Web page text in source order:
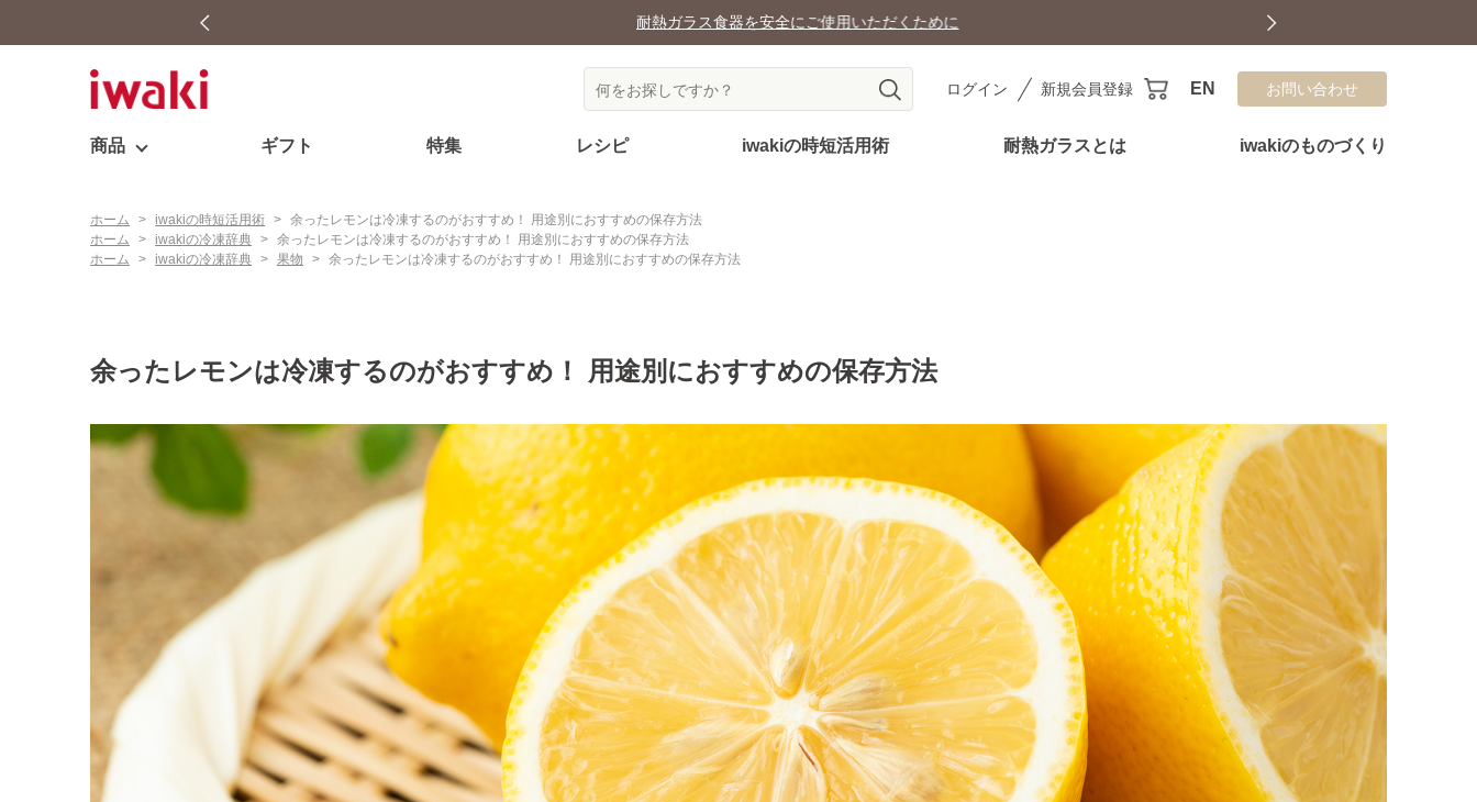
耐熱ガラス食器を安全にご使用いただくために
ログイン 新規会員登録 EN お問い合わせ
商品 ギフト 特集 レシピ iwakiの時短活用術 耐熱ガラスとは iwakiのものづくり
ホーム > iwakiの時短活用術 > 余ったレモンは冷凍するのがおすすめ！ 用途別におすすめの保存方法
ホーム
> iwakiの冷凍辞典 > 余ったレモンは冷凍するのがおすすめ！ 用途別におすすめの保存方法
ホーム
> iwakiの冷凍辞典 > 果物 > 余ったレモンは冷凍するのがおすすめ！ 用途別におすすめの保存方法
余ったレモンは冷凍するのがおすすめ！ 用途別におすすめの保存方法